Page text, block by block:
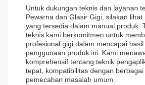
Untuk dukungan teknis dan layanan
Pewarna dan Glasir Gigi, silakan lihat
yang tersedia dalam manual produk.
teknis kami berkomitmen untuk
profesional gigi dalam mencapai
penggunaan produk ini. Kami
komprehensif tentang teknik
tepat, kompatibilitas dengan
pemecahan masalah umum.